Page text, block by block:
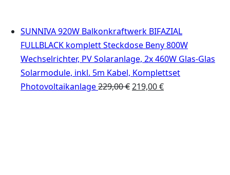
SUNNIVA 920W Balkonkraftwerk BIFAZIAL
FULLBLACK komplett Steckdose Beny 800W
Wechselrichter, PV Solaranlage, 2x 460W Glas-Glas
Solarmodule, inkl. 5m Kabel, Komplettset
Photovoltaikanlage229,00€ Ursprünglicher
219,00€Aktueller